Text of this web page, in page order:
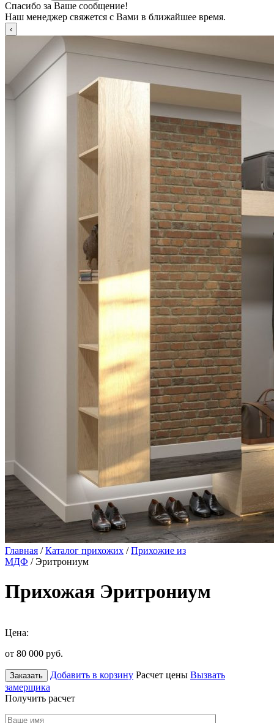
Спасибо за Ваше сообщение!
Наш менеджер свяжется с Вами в ближайшее время.
Главная /Каталог прихожих /Прихожие из
МДФ / Эритрониум
Прихожая Эритрониум
Цена:
от 80 000 руб.
Заказать Добавить в корзину Расчет цены Вызвать
замерщика
Получить расчет